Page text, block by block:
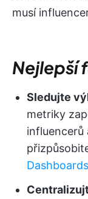
musí
Nejlepší
Sledujte
metriky
influencerů
Dashboards